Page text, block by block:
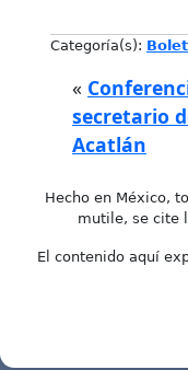
Categoría(s):
«
secretario
Acatlán
Hecho en México,
mutile, se cite
El contenido aquí